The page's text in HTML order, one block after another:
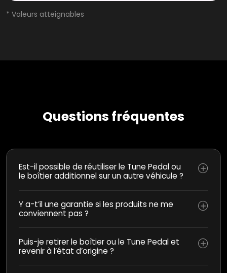
* Valeurs atteignables
Questions fréquentes
Est-il possible de réutiliser le Tune Pedal ou
le boîtier additionnel sur un autre véhicule ?
Y a-t’il une garantie si les produits ne me
conviennent pas ?
Puis-je retirer le boîtier ou le Tune Pedal et
revenir à l’état d’origine ?